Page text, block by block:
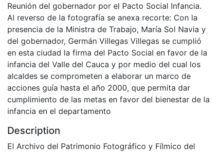
Reunión del gobernador por el Pacto Social Infancia.
Al reverso de la fotografía se anexa recorte: Con la
presencia de la Ministra de Trabajo, María Sol Navia y
del gobernador, Germán Villegas Villegas se cumplió
en esta ciudad la firma del Pacto Social en favor de la
infancia del Valle del Cauca y por medio del cual los
alcaldes se comprometen a elaborar un marco de
acciones guía hasta el año 2000, que permita dar
cumplimiento de las metas en favor del bienestar de la
infancia en el departamento
Description
El Archivo del Patrimonio Fotográfico y Fílmico del